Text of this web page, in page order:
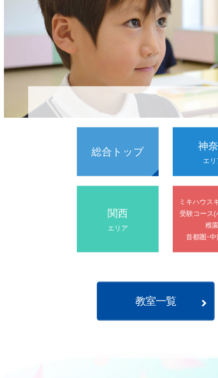
総合トップ
神
エ
関西
エリア
ミキハウス
受験コース(
稚
首都圏･
教室一覧